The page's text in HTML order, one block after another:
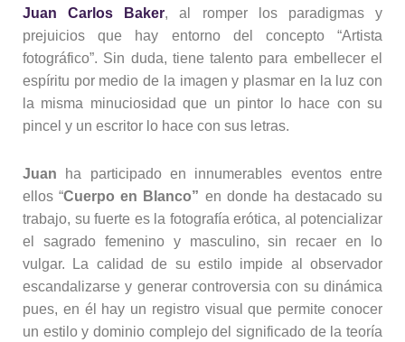
Juan Carlos Baker, al romper los paradigmas y
prejuicios que hay entorno del concepto “Artista
fotográfico”. Sin duda, tiene talento para embellecer el
espíritu por medio de la imagen y plasmar en la luz con
la misma minuciosidad que un pintor lo hace con su
pincel y un escritor lo hace con sus letras.
Juan ha participado en innumerables eventos entre
ellos “Cuerpo en Blanco” en donde ha destacado su
trabajo, su fuerte es la fotografía erótica, al potencializar
el sagrado femenino y masculino, sin recaer en lo
vulgar. La calidad de su estilo impide al observador
escandalizarse y generar controversia con su dinámica
pues, en él hay un registro visual que permite conocer
un estilo y dominio complejo del significado de la teoría